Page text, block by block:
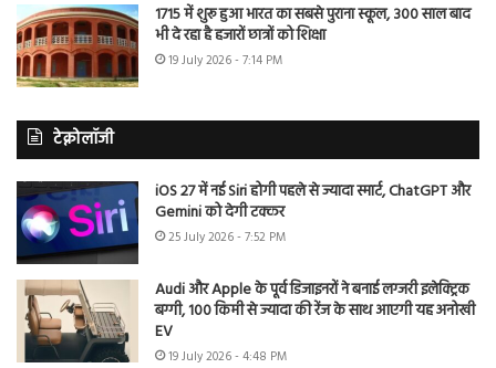
1715 में शुरू हुआ भारत का सबसे पुराना स्कूल, 300 साल बाद
भी दे रहा है हजारों छात्रों को शिक्षा
19 July 2026 - 7:14 PM
टेक्नोलॉजी
iOS 27 में नई Siri होगी पहले से ज्यादा स्मार्ट, ChatGPT और
Gemini को देगी टक्कर
25 July 2026 - 7:52 PM
Audi और Apple के पूर्व डिजाइनरों ने बनाई लग्जरी इलेक्ट्रिक
बग्गी, 100 किमी से ज्यादा की रेंज के साथ आएगी यह अनोखी
EV
19 July 2026 - 4:48 PM